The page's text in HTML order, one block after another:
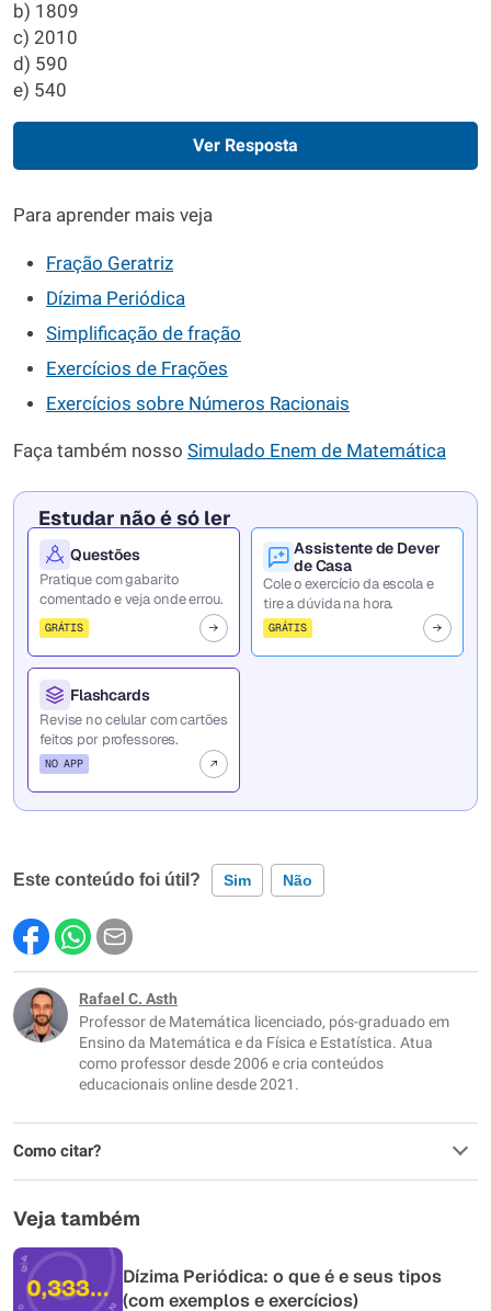
b) 1809
c) 2010
d) 590
e) 540
Ver Resposta
Para aprender mais veja
Fração Geratriz
Dízima Periódica
Simplificação de fração
Exercícios de Frações
Exercícios sobre Números Racionais
Faça também nosso Simulado Enem de Matemática
Estudar não é só ler
Questões
Pratique com gabarito
comentado e veja onde errou.
GRÁTIS
Assistente de Dever
de Casa
Cole o exercício da escola e
tire a dúvida na hora.
GRÁTIS
Flashcards
Revise no celular com cartões
feitos por professores.
NO APP
Este conteúdo foi útil? Sim Não
Este conteúdo contém informação incorreta
Este conteúdo não tem a informação que procuro
Outro
Rafael C. Asth
Professor de Matemática licenciado, pós-graduado em
Ensino da Matemática e da Física e Estatística. Atua
como professor desde 2006 e cria conteúdos
educacionais online desde 2021.
Como citar?
Veja também
Dízima Periódica: o que é e seus tipos
(com exemplos e exercícios)